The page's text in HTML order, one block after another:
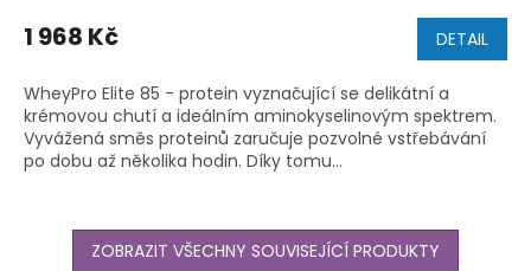
M
A
1 968 Kč DETAIL
WheyPro Elite 85 - protein vyznačující se delikátní a
krémovou chutí a ideálním aminokyselinovým spektrem.
Vyvážená směs proteinů zaručuje pozvolné vstřebávání
po dobu až několika hodin. Díky tomu...
ZOBRAZIT VŠECHNY SOUVISEJÍCÍ PRODUKTY